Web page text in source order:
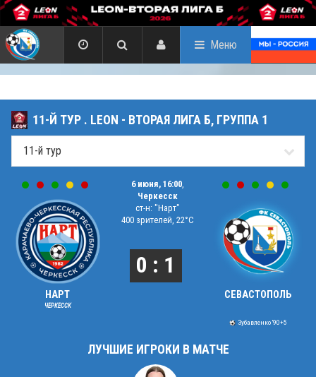
Меню
11-Й ТУР . LEON - ВТОРАЯ ЛИГА Б, ГРУППА 1
НАРТ
ЧЕРКЕССК
6 июня, 16:00
Черкесск
ст-н: "Нарт"
400 зрителей, 22°C
0 : 1
СЕВАСТОПОЛЬ
Зубавленко '90+5
ЛУЧШИЕ ИГРОКИ В МАТЧЕ